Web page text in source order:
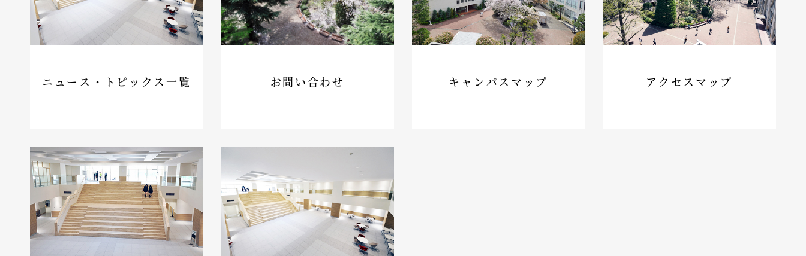
ニュース・トピックス一覧 お問い合わせ キャンパスマップ アクセスマップ